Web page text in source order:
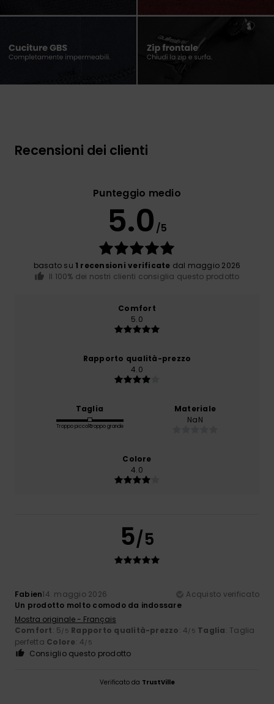
Recensioni dei clienti
Punteggio medio
5.0 /5
basato su 1 recensioni verificate dal maggio 2026
Il 100% dei nostri clienti consiglia questo prodotto
Comfort
5.0
Rapporto qualità-prezzo
4.0
Taglia
Troppo piccoloTroppo grande
Materiale
NaN
Colore
4.0
5/5
Fabien14. maggio 2026
Acquisto verificato
Un prodotto molto comodo da indossare
Mostra originale - Français
Comfort: 5/5 Rapporto qualità-prezzo: 4/5 Taglia: Taglia
perfetta Colore: 4/5
Consiglio questo prodotto
Verificato da TrustVille